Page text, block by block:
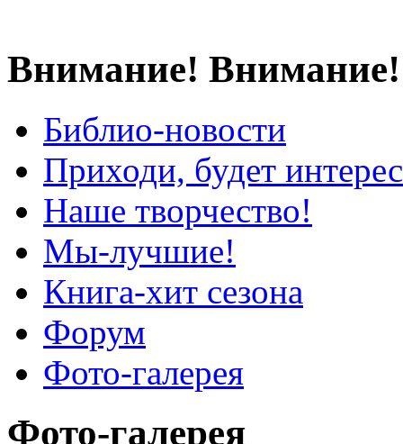
Внимание! Внимание!
Библио-новости
Приходи, будет
Наше творчество!
Мы-лучшие!
Книга-хит сезона
Форум
Фото-галерея
Фото-галерея